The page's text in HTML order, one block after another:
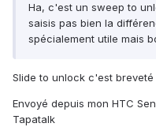
Ha, c'est un sweep to
saisis pas bien la
spécialement utile mais
Slide to unlock c'est
Envoyé depuis mon HTC
Tapatalk